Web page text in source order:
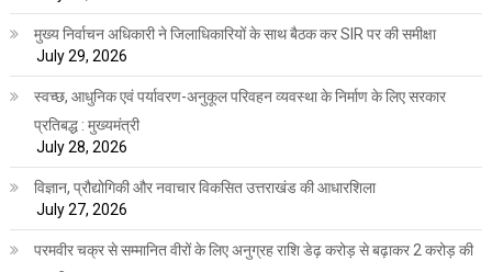
मुख्य निर्वाचन अधिकारी ने जिलाधिकारियों के साथ बैठक कर SIR पर की समीक्षा
July 29, 2026
स्वच्छ, आधुनिक एवं पर्यावरण-अनुकूल परिवहन व्यवस्था के निर्माण के लिए सरकार
प्रतिबद्ध : मुख्यमंत्री
July 28, 2026
विज्ञान, प्रौद्योगिकी और नवाचार विकसित उत्तराखंड की आधारशिला
July 27, 2026
परमवीर चक्र से सम्मानित वीरों के लिए अनुग्रह राशि डेढ़ करोड़ से बढ़ाकर 2 करोड़ की